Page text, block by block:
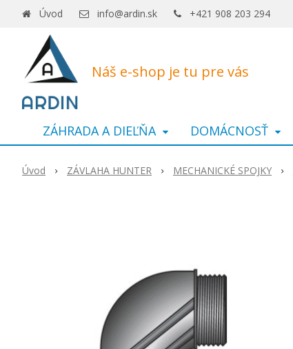
Náš e-shop je tu pre vás
Úvod info@ardin.sk +421 908 203 294
ZÁHRADA A DIEĽŇA DOMÁCNOSŤ
Úvod ZÁVLAHA HUNTER MECHANICKÉ SPOJKY